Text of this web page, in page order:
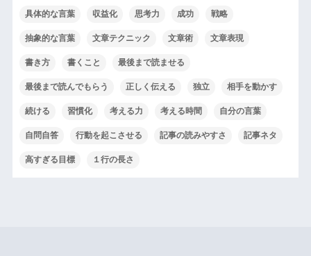
具体的な言葉 収益化 思考力 成功 戦略
抽象的な言葉 文章テクニック 文章術 文章表現
書き方 書くこと 最後まで読ませる
最後まで読んでもらう 正しく伝える 独立 相手を動かす
続ける 習慣化 考える力 考える時間 自分の言葉
自問自答 行動を起こさせる 記事の読みやすさ 記事ネタ
高すぎる目標 １行の長さ